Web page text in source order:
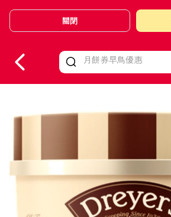
Valid Until 30 June 2026
關閉